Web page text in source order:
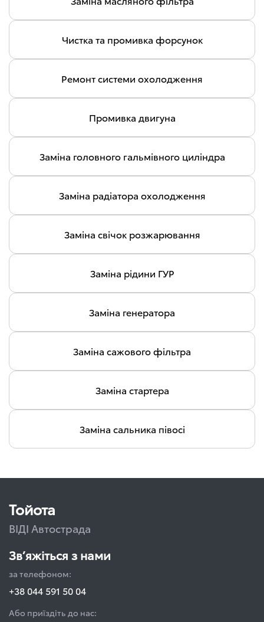
Чистка та промивка форсунок
Ремонт системи охолодження
Промивка двигуна
Заміна головного гальмівного циліндра
Заміна радіатора охолодження
Заміна свічок розжарювання
Заміна рідини ГУР
Заміна генератора
Заміна сажового фільтра
Заміна стартера
Заміна сальника півосі
Тойота
ВІДІ Автострада
Зв’яжіться з нами
за телефоном:
+38 044 591 50 04
Або приїздіть до нас: